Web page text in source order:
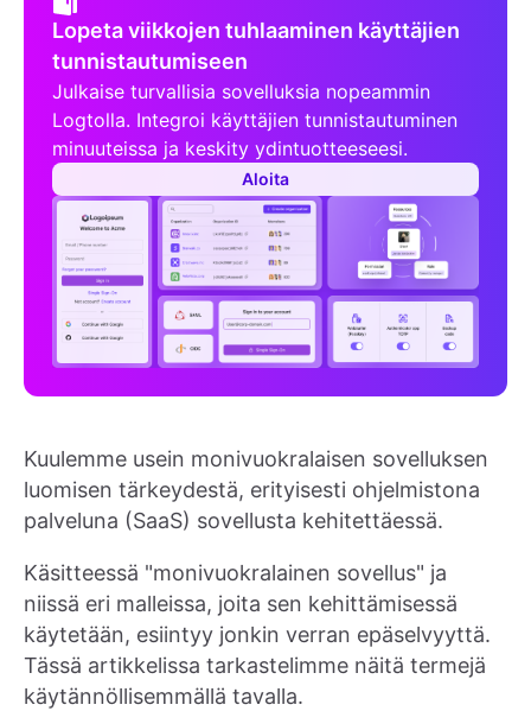
Lopeta viikkojen tuhlaaminen käyttäjien
tunnistautumiseen
Julkaise turvallisia sovelluksia nopeammin
Logtolla. Integroi käyttäjien tunnistautuminen
minuuteissa ja keskity ydintuotteeseesi.
Aloita
Kuulemme usein monivuokralaisen sovelluksen
luomisen tärkeydestä, erityisesti ohjelmistona
palveluna (SaaS) sovellusta kehitettäessä.
Käsitteessä "monivuokralainen sovellus" ja
niissä eri malleissa, joita sen kehittämisessä
käytetään, esiintyy jonkin verran epäselvyyttä.
Tässä artikkelissa tarkastelimme näitä termejä
käytännöllisemmällä tavalla.